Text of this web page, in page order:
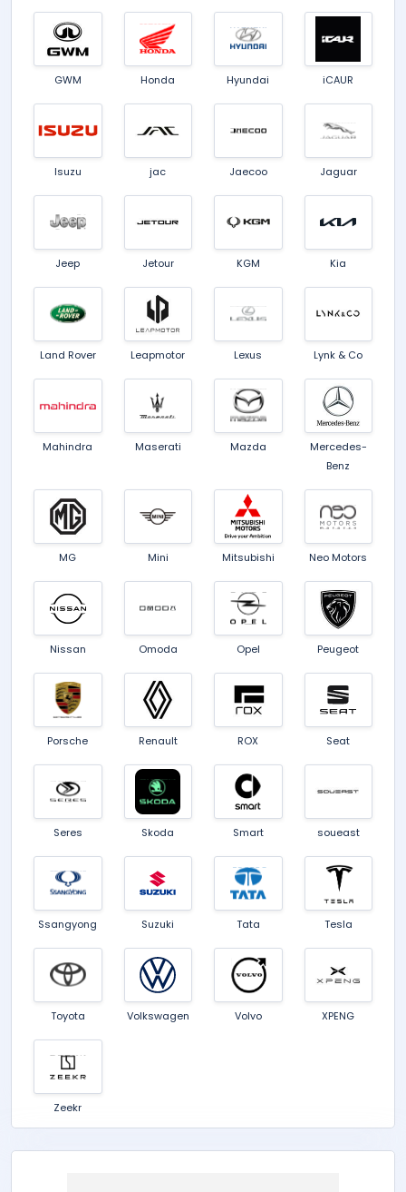
GWM Honda Hyundai iCAUR
Isuzu jac Jaecoo Jaguar
Jeep Jetour KGM Kia
Land Rover Leapmotor Lexus Lynk & Co
Mahindra Maserati Mazda
Mercedes-
Benz
MG Mini Mitsubishi Neo Motors
Nissan Omoda Opel Peugeot
Porsche Renault ROX Seat
Seres Skoda Smart soueast
Ssangyong Suzuki Tata Tesla
Toyota Volkswagen Volvo XPENG
Zeekr